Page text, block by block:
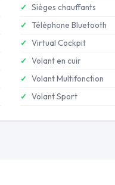
Sièges chauffants
Téléphone Bluetooth
Virtual Cockpit
Volant en cuir
Volant Multifonction
Volant Sport